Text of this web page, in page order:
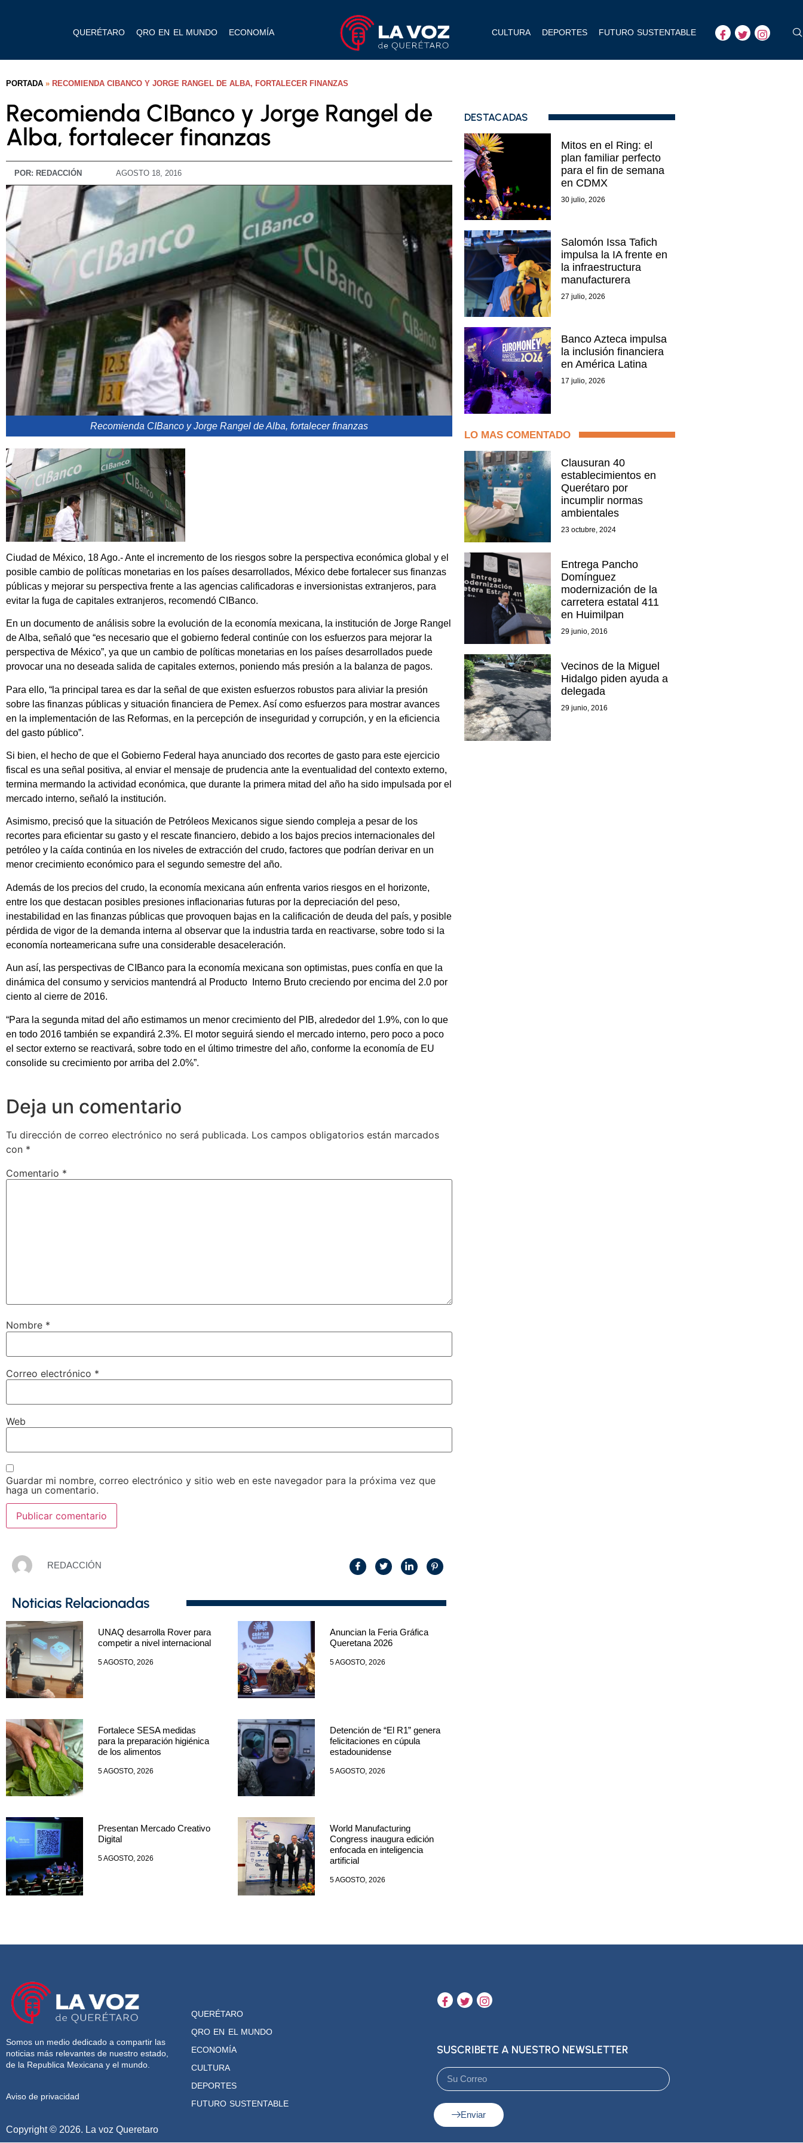
QUERÉTARO QRO EN EL MUNDO ECONOMÍA CULTURA DEPORTES FUTURO SUSTENTABLE
PORTADA » RECOMIENDA CIBANCO Y JORGE RANGEL DE ALBA, FORTALECER FINANZAS
Recomienda CIBanco y Jorge Rangel de
Alba, fortalecer finanzas
POR: REDACCIÓN AGOSTO 18, 2016
Recomienda CIBanco y Jorge Rangel de Alba, fortalecer finanzas
Ciudad de México, 18 Ago.- Ante el incremento de los riesgos sobre la perspectiva económica global y el
posible cambio de políticas monetarias en los países desarrollados, México debe fortalecer sus finanzas
públicas y mejorar su perspectiva frente a las agencias calificadoras e inversionistas extranjeros, para
evitar la fuga de capitales extranjeros, recomendó CIBanco.
En un documento de análisis sobre la evolución de la economía mexicana, la institución de Jorge Rangel
de Alba, señaló que “es necesario que el gobierno federal continúe con los esfuerzos para mejorar la
perspectiva de México”, ya que un cambio de políticas monetarias en los países desarrollados puede
provocar una no deseada salida de capitales externos, poniendo más presión a la balanza de pagos.
Para ello, “la principal tarea es dar la señal de que existen esfuerzos robustos para aliviar la presión
sobre las finanzas públicas y situación financiera de Pemex. Así como esfuerzos para mostrar avances
en la implementación de las Reformas, en la percepción de inseguridad y corrupción, y en la eficiencia
del gasto público”.
Si bien, el hecho de que el Gobierno Federal haya anunciado dos recortes de gasto para este ejercicio
fiscal es una señal positiva, al enviar el mensaje de prudencia ante la eventualidad del contexto externo,
termina mermando la actividad económica, que durante la primera mitad del año ha sido impulsada por el
mercado interno, señaló la institución.
Asimismo, precisó que la situación de Petróleos Mexicanos sigue siendo compleja a pesar de los
recortes para eficientar su gasto y el rescate financiero, debido a los bajos precios internacionales del
petróleo y la caída continúa en los niveles de extracción del crudo, factores que podrían derivar en un
menor crecimiento económico para el segundo semestre del año.
Además de los precios del crudo, la economía mexicana aún enfrenta varios riesgos en el horizonte,
entre los que destacan posibles presiones inflacionarias futuras por la depreciación del peso,
inestabilidad en las finanzas públicas que provoquen bajas en la calificación de deuda del país, y posible
pérdida de vigor de la demanda interna al observar que la industria tarda en reactivarse, sobre todo si la
economía norteamericana sufre una considerable desaceleración.
Aun así, las perspectivas de CIBanco para la economía mexicana son optimistas, pues confía en que la
dinámica del consumo y servicios mantendrá al Producto Interno Bruto creciendo por encima del 2.0 por
ciento al cierre de 2016.
“Para la segunda mitad del año estimamos un menor crecimiento del PIB, alrededor del 1.9%, con lo que
en todo 2016 también se expandirá 2.3%. El motor seguirá siendo el mercado interno, pero poco a poco
el sector externo se reactivará, sobre todo en el último trimestre del año, conforme la economía de EU
consolide su crecimiento por arriba del 2.0%”.
Deja un comentario
Tu dirección de correo electrónico no será publicada. Los campos obligatorios están marcados
con *
Comentario *
Nombre *
Correo electrónico *
Web
Guardar mi nombre, correo electrónico y sitio web en este navegador para la próxima vez que
haga un comentario.
REDACCIÓN
Noticias Relacionadas
UNAQ desarrolla Rover para
competir a nivel internacional
5 AGOSTO, 2026
Anuncian la Feria Gráfica
Queretana 2026
5 AGOSTO, 2026
Fortalece SESA medidas
para la preparación higiénica
de los alimentos
5 AGOSTO, 2026
Detención de “El R1” genera
felicitaciones en cúpula
estadounidense
5 AGOSTO, 2026
Presentan Mercado Creativo
Digital
5 AGOSTO, 2026
World Manufacturing
Congress inaugura edición
enfocada en inteligencia
artificial
5 AGOSTO, 2026
DESTACADAS
Mitos en el Ring: el
plan familiar perfecto
para el fin de semana
en CDMX
30 julio, 2026
Salomón Issa Tafich
impulsa la IA frente en
la infraestructura
manufacturera
27 julio, 2026
Banco Azteca impulsa
la inclusión financiera
en América Latina
17 julio, 2026
LO MAS COMENTADO
Clausuran 40
establecimientos en
Querétaro por
incumplir normas
ambientales
23 octubre, 2024
Entrega Pancho
Domínguez
modernización de la
carretera estatal 411
en Huimilpan
29 junio, 2016
Vecinos de la Miguel
Hidalgo piden ayuda a
delegada
29 junio, 2016
Somos un medio dedicado a compartir las
noticias más relevantes de nuestro estado,
de la Republica Mexicana y el mundo.
Aviso de privacidad
Copyright © 2026. La voz Queretaro
QUERÉTARO
QRO EN EL MUNDO
ECONOMÍA
CULTURA
DEPORTES
FUTURO SUSTENTABLE
SUSCRIBETE A NUESTRO NEWSLETTER
Enviar